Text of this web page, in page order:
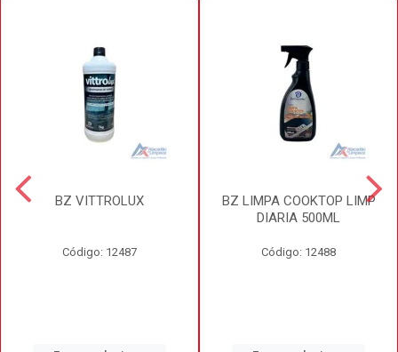
BZ VITTROLUX
Código: 12487
BZ LIMPA COOKTOP LIMP
DIARIA 500ML
Código: 12488